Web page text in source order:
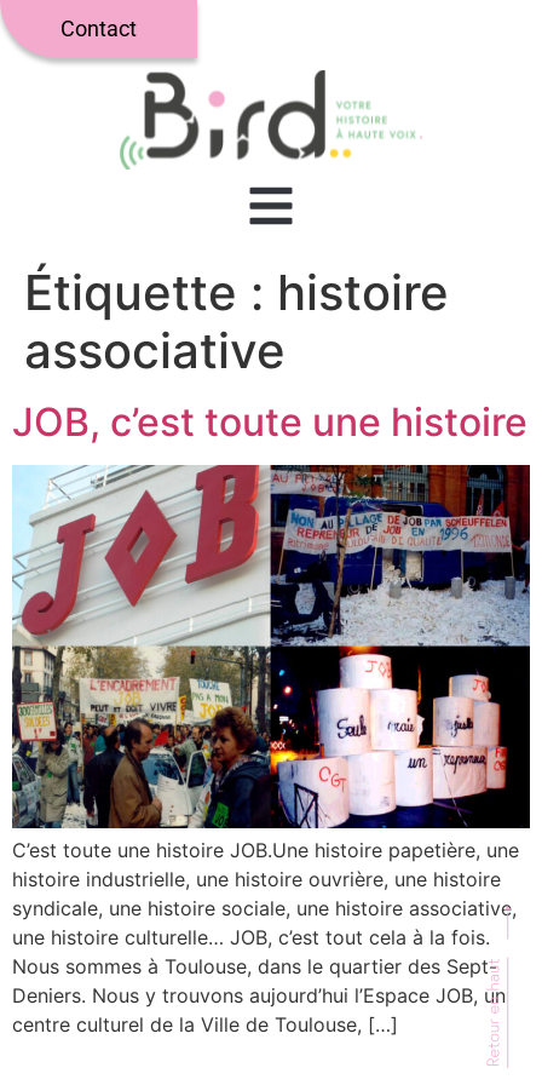
Contact
Étiquette : histoire
associative
JOB, c’est toute une histoire
C’est toute une histoire JOB.Une histoire papetière, une
histoire industrielle, une histoire ouvrière, une histoire
syndicale, une histoire sociale, une histoire associative,
une histoire culturelle… JOB, c’est tout cela à la fois.
Nous sommes à Toulouse, dans le quartier des Sept-
Deniers. Nous y trouvons aujourd’hui l’Espace JOB, un
centre culturel de la Ville de Toulouse, […]